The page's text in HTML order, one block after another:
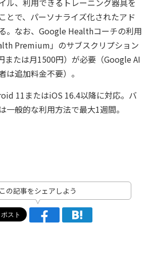
とで、パーソナライズ化されたアド
。なお、Google Healthコーチの利用
Premium」のサブスクリプション
または月1500円）が必要（Google AI
追加料金不要）。
11またはiOS 16.4以降に対応。バ
一般的な利用方法で最大1週間。
この記事をシェアしよう